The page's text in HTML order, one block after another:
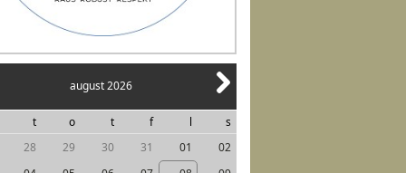
august 2026
t o t f l
s
28
29 30 31 01
02